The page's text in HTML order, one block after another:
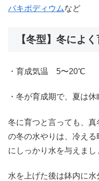
パキポディウムなど
【冬型】冬によ
・育成気温 5〜20℃
・冬が育成期で、夏は休
冬に育つと言っても、
の冬の水やりは、冷え
にしっかり水を与えまし
水を上げた後は鉢内に